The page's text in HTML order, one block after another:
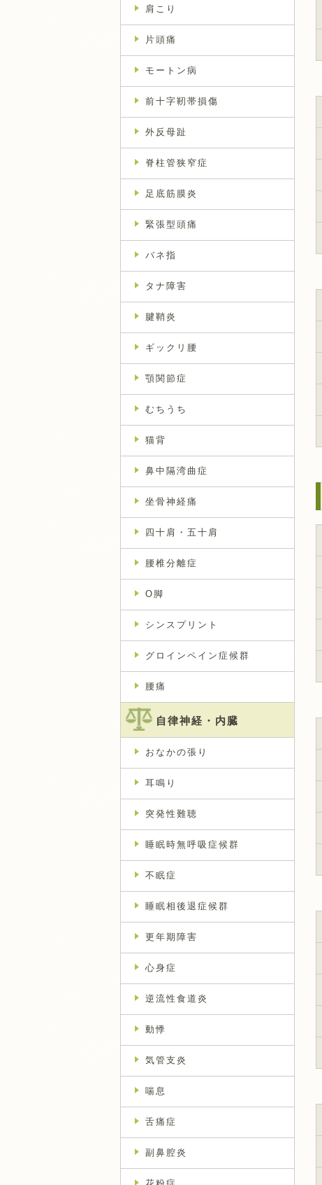
肩こり
片頭痛
モートン病
前十字靭帯損傷
外反母趾
脊柱管狭窄症
足底筋膜炎
緊張型頭痛
バネ指
タナ障害
腱鞘炎
ギックリ腰
顎関節症
むちうち
猫背
鼻中隔湾曲症
坐骨神経痛
四十肩・五十肩
腰椎分離症
O脚
シンスプリント
グロインペイン症候群
腰痛
自律神経・内臓
おなかの張り
耳鳴り
突発性難聴
睡眠時無呼吸症候群
不眠症
睡眠相後退症候群
更年期障害
心身症
逆流性食道炎
動悸
気管支炎
喘息
舌痛症
副鼻腔炎